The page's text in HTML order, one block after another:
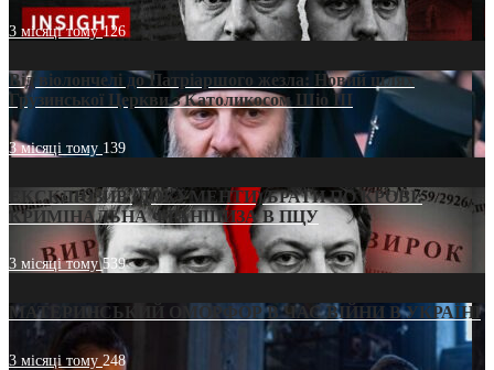
3 місяці тому126
Від віолончелі до Патріаршого жезла: Новий шлях
Грузинської Церкви з Католикосом Шіо III
3 місяці тому 139
ЕКСКЛЮЗИВ (ДОКУМЕНТИ)/БРАТИ ПО КРОВІ:
КРИМІНАЛЬНА ФРАНШИЗА В ПЦУ
3 місяці тому539
МАТЕРИНСЬКИЙ ОМОРФОР В ЧАС ВІЙНИ В УКРАЇНІ
3 місяці тому248